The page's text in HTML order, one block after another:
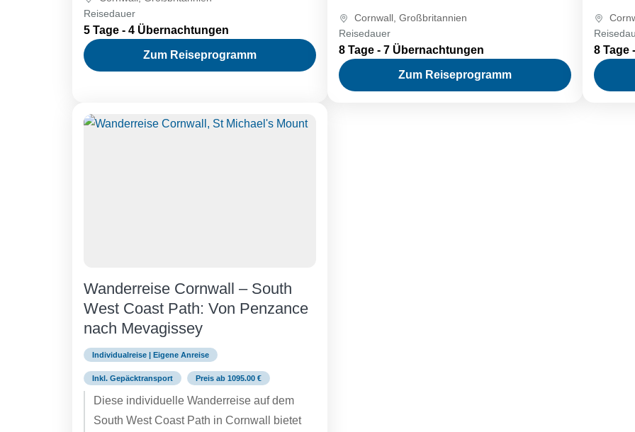
Atlantikküste von Westcornwall, vom
Künstlerstädtchen St. Ives bis zu den
markanten Landspitzen von Land’s End.
Reisedauer
5 Tage - 4 Übernachtungen
Zum Reiseprogramm
Küstenwanderweges verläuft wellenförmig
zwischen den beliebten Ferienorten
Padstow und St Ives und besucht auch das
Surferparadies Newquay.
Cornwall, Großbritannien
Reisedauer
8 Tage - 7 Übernachtungen
Zum Reiseprogramm
und
dem
8 Tage
Wanderreise Cornwall – South
West Coast Path: Von Penzance
nach Mevagissey
Individualreise | Eigene Anreise
Inkl. Gepäcktransport Preis ab 1095.00 €
Diese individuelle Wanderreise auf dem
South West Coast Path in Cornwall bietet